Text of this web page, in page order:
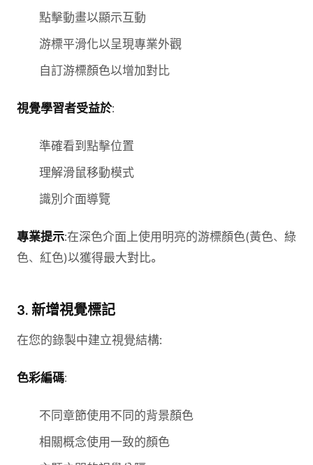
點擊動畫以顯示互動
游標平滑化以呈現專業外觀
自訂游標顏色以增加對比
視覺學習者受益於:
準確看到點擊位置
理解滑鼠移動模式
識別介面導覽
專業提示:在深色介面上使用明亮的游標顏色(黃色、綠
色、紅色)以獲得最大對比。
3. 新增視覺標記
在您的錄製中建立視覺結構:
色彩編碼:
不同章節使用不同的背景顏色
相關概念使用一致的顏色